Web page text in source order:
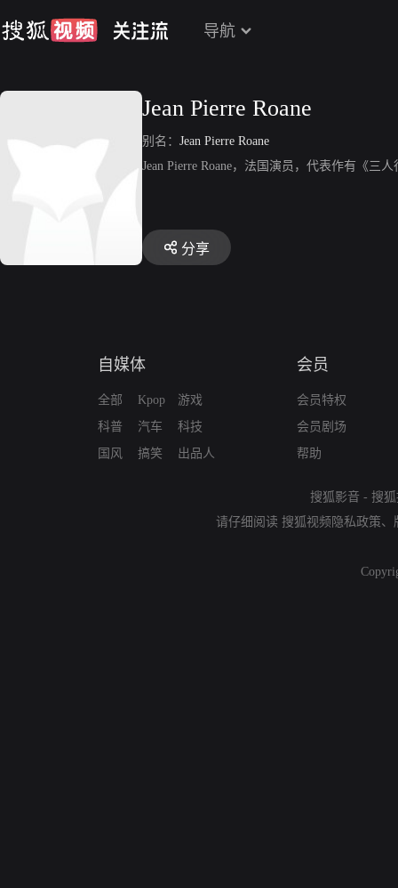
导航
Jean Pierre Roane
别名： Jean Pierre Roane
Jean Pierre Roane，法国演员，代表作有《三
分享
自媒体
全部
科普
国风
Kpop
汽车
搞笑
游戏
科技
出品人
会员
会员特权
会员剧场
帮助
搜狐影音 - 搜
请仔细阅读 搜狐视频隐私政策、